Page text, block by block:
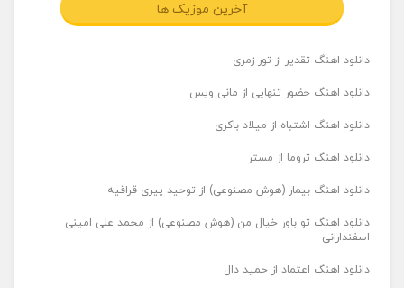
آخرین موزیک ها
دانلود اهنگ تقدیر از تور زمری
دانلود اهنگ حضور تنهایی از مانی ویس
دانلود اهنگ اشتباه از میلاد باکری
دانلود اهنگ تروما از مستر
دانلود اهنگ بیمار (هوش مصنوعی) از توحید پیری قراقیه
دانلود اهنگ تو باور خیال من (هوش مصنوعی) از محمد علی امینی
اسفندارانی
دانلود اهنگ اعتماد از حمید دال